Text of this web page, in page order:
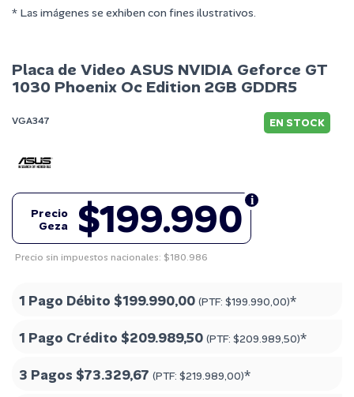
* Las imágenes se exhiben con fines ilustrativos.
Placa de Video ASUS NVIDIA Geforce GT
1030 Phoenix Oc Edition 2GB GDDR5
VGA347 EN STOCK
$199.990
Precio
Geza
Precio sin impuestos nacionales: $180.986
1 Pago Débito $199.990,00 (PTF: $199.990,00)*
1 Pago Crédito $209.989,50 (PTF: $209.989,50)*
3 Pagos $73.329,67 (PTF: $219.989,00)*